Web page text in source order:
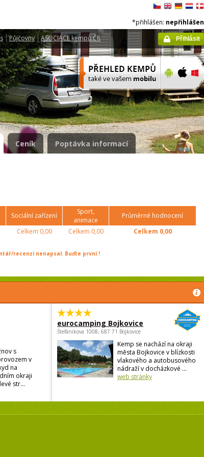
Půjčovny ASOCIACE kempů ČR
*přihlášen: nepřihlášen
Přihlásit
Ceník Poptávka informací
Sociální zařízení
Sport,
animace
Průměrné hodnocení
Celkem 0,00 Celkem 0,00 Celkem 0,00
recenzi nenapsal. Buďte první !
s
v
na
okraji
str...
eurocamping Bojkovice
Štefánikova 1008, 687 71 Bojkovice
Kemp se nachází na okraji
města Bojkovice v blízkosti
vlakového a autobusového
nádraží v docházkové ...
web stránky